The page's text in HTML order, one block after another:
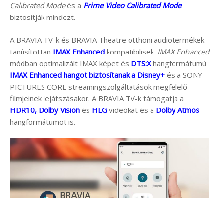
Calibrated Modeés a Prime Video Calibrated Mode
biztosítják mindezt.
A BRAVIA TV-k és BRAVIA Theatre otthoni audiotermékek
tanúsítottan IMAX Enhanced kompatibilisek. IMAX Enhanced
módban optimalizált IMAX képet és DTS:X hangformátumú
IMAX Enhanced hangot biztosítanak a Disney+ és a SONY
PICTURES CORE streamingszolgáltatások megfelelő
filmjeinek lejátszásakor. A BRAVIA TV-k támogatja a
HDR10, Dolby Vision és HLG videókat és a Dolby Atmos
hangformátumot is.